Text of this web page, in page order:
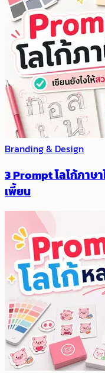
Branding & Design
3 Prompt โลโก้ภาษ
เพี้ยน